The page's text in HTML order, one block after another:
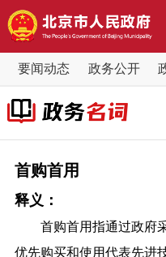
要闻动态 政务公开
要闻动态
党中央精神
各区热点
政务公开
首购首用
释义：
首购首用指通过政府采
优先购买和使用代表先进